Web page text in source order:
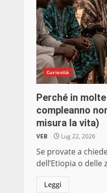
Curiosità
Perché in
compleanno
misura la vita)
VEB Lug 22, 2026
Se provate a
dell’Etiopia o delle
Leggi